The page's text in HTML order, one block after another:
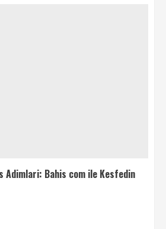
Adimlari: Bahis com ile Kesfedin